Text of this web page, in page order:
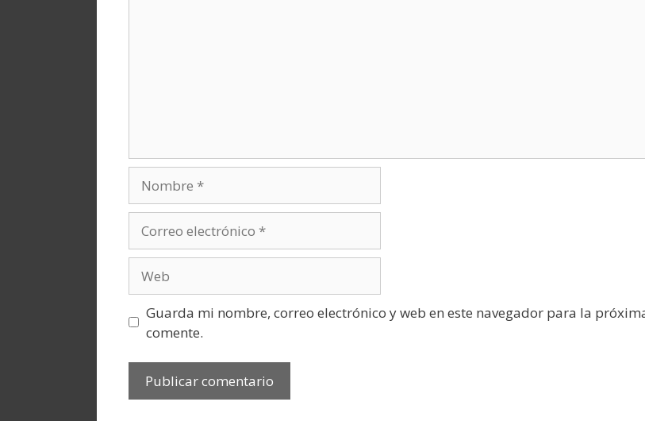
electrónico
Guarda mi nombre, correo electrónico y web en este navegador para la
comente.